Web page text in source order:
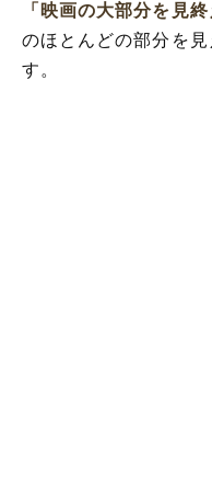
「映画の大部分を見終
のほとんどの部分を
す。